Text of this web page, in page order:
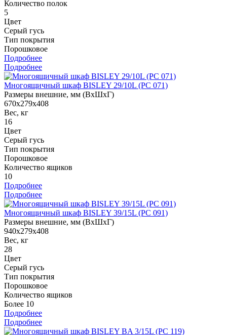
Количество полок
5
Цвет
Серый гусь
Тип покрытия
Порошковое
Подробнее
Подробнее
Многоящичный шкаф BISLEY 29/10L (PC 071)
Размеры внешние, мм (ВхШхГ)
670x279x408
Вес, кг
16
Цвет
Серый гусь
Тип покрытия
Порошковое
Количество ящиков
10
Подробнее
Подробнее
Многоящичный шкаф BISLEY 39/15L (PC 091)
Размеры внешние, мм (ВхШхГ)
940x279x408
Вес, кг
28
Цвет
Серый гусь
Тип покрытия
Порошковое
Количество ящиков
Более 10
Подробнее
Подробнее